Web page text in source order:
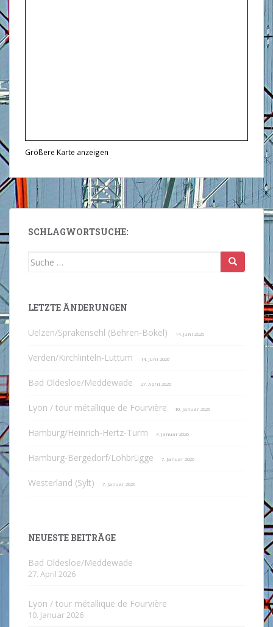
Größere Karte anzeigen
SCHLAGWORTSUCHE:
Suche
LETZTE ÄNDERUNGEN
Uelzen/Sprakensehl (Behren-Bokel) 14. Juni 2026
Verden/Kirchlinteln-Luttum 14. Juni 2026
Bad Oldesloe/Meddewade 27. April 2026
Lyon / tour métallique de Fourvière 10. Januar 2026
Hamburg/Heinrich-Hertz-Turm 7. Januar 2026
Hamburg-Bergedorf/Lohbrügge 7. Januar 2026
Westerland (Sylt) 7. Januar 2026
NEUESTE BEITRÄGE
Bad Oldesloe/Meddewade
27. April 2026
Lyon / tour métallique de Fourvière
10. Januar 2026